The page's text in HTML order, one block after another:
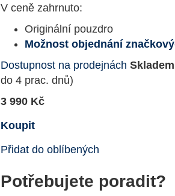
V ceně zahrnuto:
Originální pouzdro
Možnost objednání
Dostupnost na prodejnách
do 4 prac. dnů)
3 990 Kč
Koupit
Přidat do oblíbených
Potřebujete poradit?